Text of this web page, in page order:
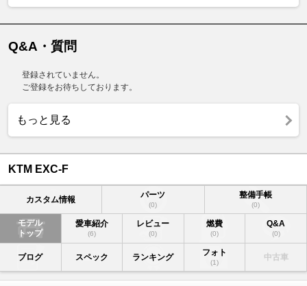
Q&A・質問
登録されていません。
ご登録をお待ちしております。
もっと見る
KTM EXC-F
カスタム情報 パーツ
(0)
整備手帳
(0)
モデル
トップ
愛車紹介
(6)
レビュー
(0)
燃費
(0)
Q&A
(0)
ブログ スペック ランキング フォト
(1)
中古車